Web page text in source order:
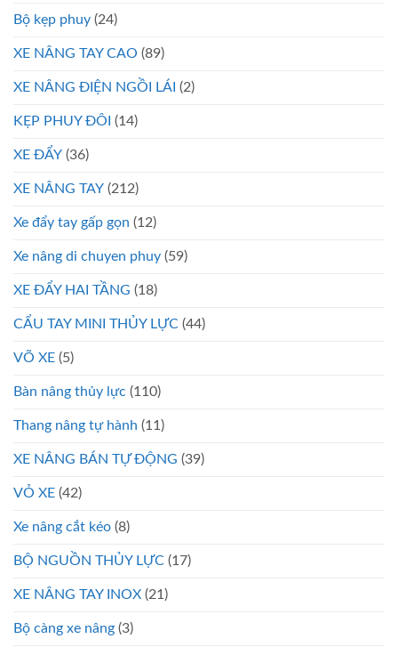
Bộ kẹp phuy (24)
XE NÂNG TAY CAO (89)
XE NÂNG ĐIỆN NGỒI LÁI (2)
KẸP PHUY ĐÔI (14)
XE ĐẨY (36)
XE NÂNG TAY (212)
Xe đẩy tay gấp gọn (12)
Xe nâng di chuyen phuy (59)
XE ĐẨY HAI TẦNG (18)
CẨU TAY MINI THỦY LỰC (44)
VÕ XE (5)
Bàn nâng thủy lực (110)
Thang nâng tự hành (11)
XE NÂNG BÁN TỰ ĐỘNG (39)
VỎ XE (42)
Xe nâng cắt kéo (8)
BỘ NGUỒN THỦY LỰC (17)
XE NÂNG TAY INOX (21)
Bộ càng xe nâng (3)